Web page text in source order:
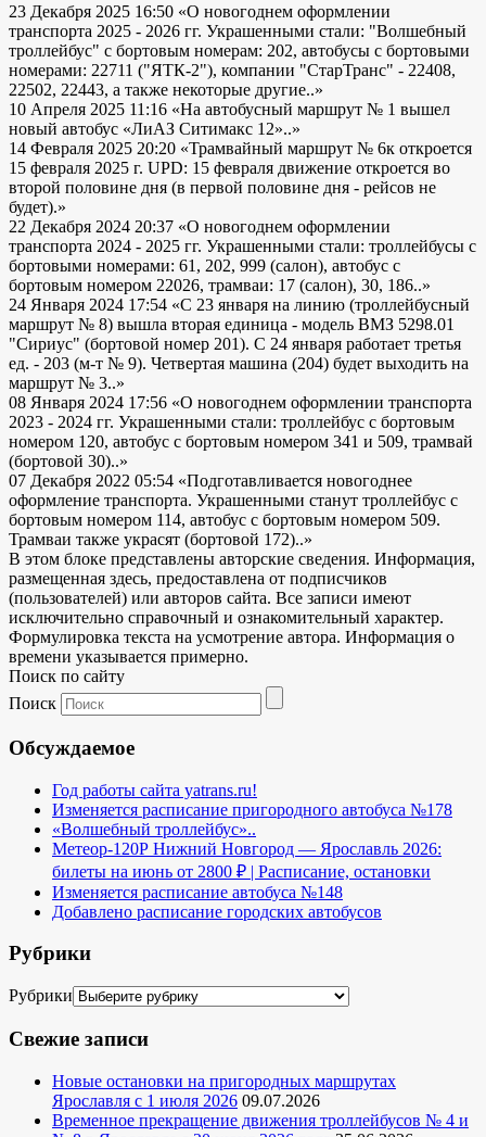
23 Декабря 2025 16:50 «О новогоднем оформлении
транспорта 2025 - 2026 гг. Украшенными стали: "Волшебный
троллейбус" с бортовым номерам: 202, автобусы с бортовыми
номерами: 22711 ("ЯТК-2"), компании "СтарТранс" - 22408,
22502, 22443, а также некоторые другие..»
10 Апреля 2025 11:16 «На автобусный маршрут № 1 вышел
новый автобус «ЛиАЗ Ситимакс 12»..»
14 Февраля 2025 20:20 «Трамвайный маршрут № 6к откроется
15 февраля 2025 г. UPD: 15 февраля движение откроется во
второй половине дня (в первой половине дня - рейсов не
будет).»
22 Декабря 2024 20:37 «О новогоднем оформлении
транспорта 2024 - 2025 гг. Украшенными стали: троллейбусы с
бортовыми номерами: 61, 202, 999 (салон), автобус с
бортовым номером 22026, трамваи: 17 (салон), 30, 186..»
24 Января 2024 17:54 «С 23 января на линию (троллейбусный
маршрут № 8) вышла вторая единица - модель ВМЗ 5298.01
"Сириус" (бортовой номер 201). С 24 января работает третья
ед. - 203 (м-т № 9). Четвертая машина (204) будет выходить на
маршрут № 3..»
08 Января 2024 17:56 «О новогоднем оформлении транспорта
2023 - 2024 гг. Украшенными стали: троллейбус с бортовым
номером 120, автобус с бортовым номером 341 и 509, трамвай
(бортовой 30)..»
07 Декабря 2022 05:54 «Подготавливается новогоднее
оформление транспорта. Украшенными станут троллейбус с
бортовым номером 114, автобус с бортовым номером 509.
Трамваи также украсят (бортовой 172)..»
В этом блоке представлены авторские сведения. Информация,
размещенная здесь, предоставлена от подписчиков
(пользователей) или авторов сайта. Все записи имеют
исключительно справочный и ознакомительный характер.
Формулировка текста на усмотрение автора. Информация о
времени указывается примерно.
Поиск по сайту
Поиск
Обсуждаемое
Год работы сайта yatrans.ru!
Изменяется расписание пригородного автобуса №178
«Волшебный троллейбус»..
Метеор-120Р Нижний Новгород — Ярославль 2026:
билеты на июнь от 2800 ₽ | Расписание, остановки
Изменяется расписание автобуса №148
Добавлено расписание городских автобусов
Рубрики
Рубрики
Свежие записи
Новые остановки на пригородных маршрутах
Ярославля с 1 июля 2026 09.07.2026
Временное прекращение движения троллейбусов № 4 и